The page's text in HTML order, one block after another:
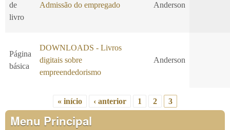
de
livro
Admissão do empregado Anderson
Página
básica
DOWNLOADS - Livros
digitais sobre
empreendedorismo
Anderson
Páginas
« início ‹ anterior 1 2 3
Menu Principal